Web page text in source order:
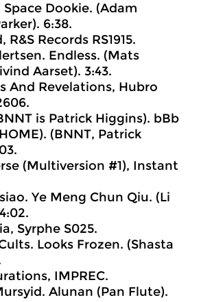
Dookie. (Adam
6:38.
R&S Records RS1915.
Endless. (Mats
Aarset). 3:43.
And Revelations, Hubro
is Patrick Higgins). bBb
(BNNT, Patrick
(Multiversion #1), Instant
Ye Meng Chun Qiu. (Li
Syrphe S025.
Looks Frozen. (Shasta
IMPREC.
Alunan (Pan Flute).